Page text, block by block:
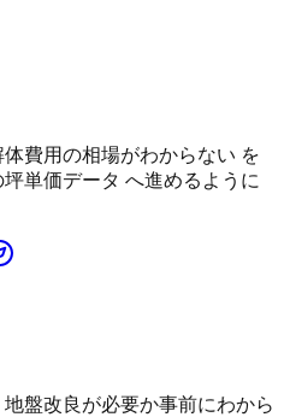
費用の相場がわからない を
単価データ へ進めるように
盤改良が必要か事前にわから